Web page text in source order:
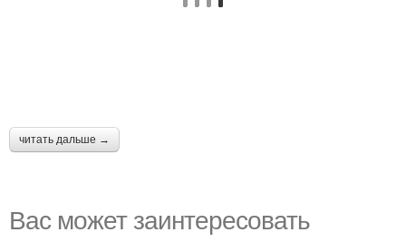
читать дальше →
Вас может заинтересовать